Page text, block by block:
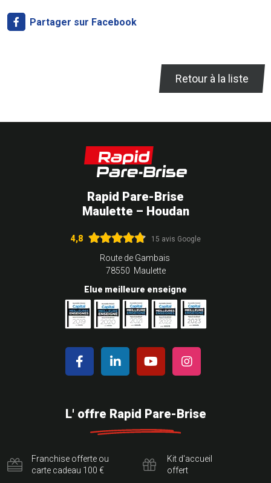
Partager sur Facebook
Retour à la liste
Rapid Pare-Brise
Maulette – Houdan
4,8 15 avis Google
Route de Gambais
78550 Maulette
Elue meilleure enseigne
L' offre Rapid Pare-Brise
Franchise offerte ou
carte cadeau 100 €
Kit d'accueil
offert